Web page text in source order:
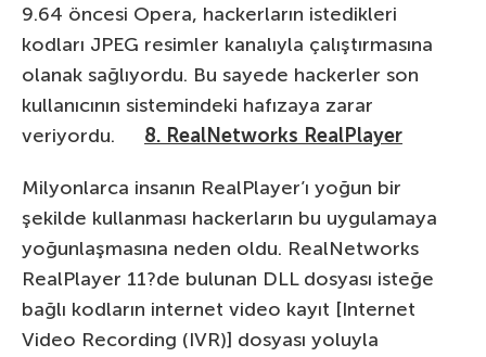
9.64 öncesi Opera, hackerların istedikleri
kodları JPEG resimler kanalıyla çalıştırmasına
olanak sağlıyordu. Bu sayede hackerler son
kullanıcının sistemindeki hafızaya zarar
veriyordu. 8. RealNetworks RealPlayer
Milyonlarca insanın RealPlayer’ı yoğun bir
şekilde kullanması hackerların bu uygulamaya
yoğunlaşmasına neden oldu. RealNetworks
RealPlayer 11?de bulunan DLL dosyası isteğe
bağlı kodların internet video kayıt [Internet
Video Recording (IVR)] dosyası yoluyla